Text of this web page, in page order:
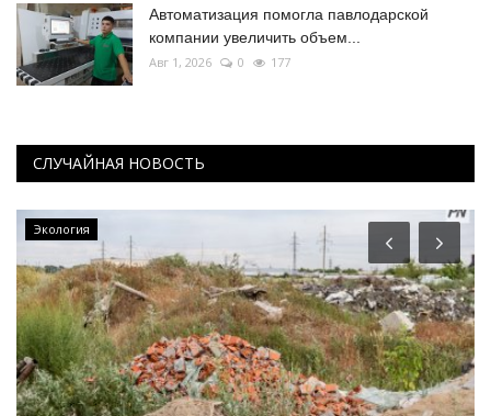
Автоматизация помогла павлодарской
компании увеличить объем...
Авг 1, 2026 0 177
СЛУЧАЙНАЯ НОВОСТЬ
Экология